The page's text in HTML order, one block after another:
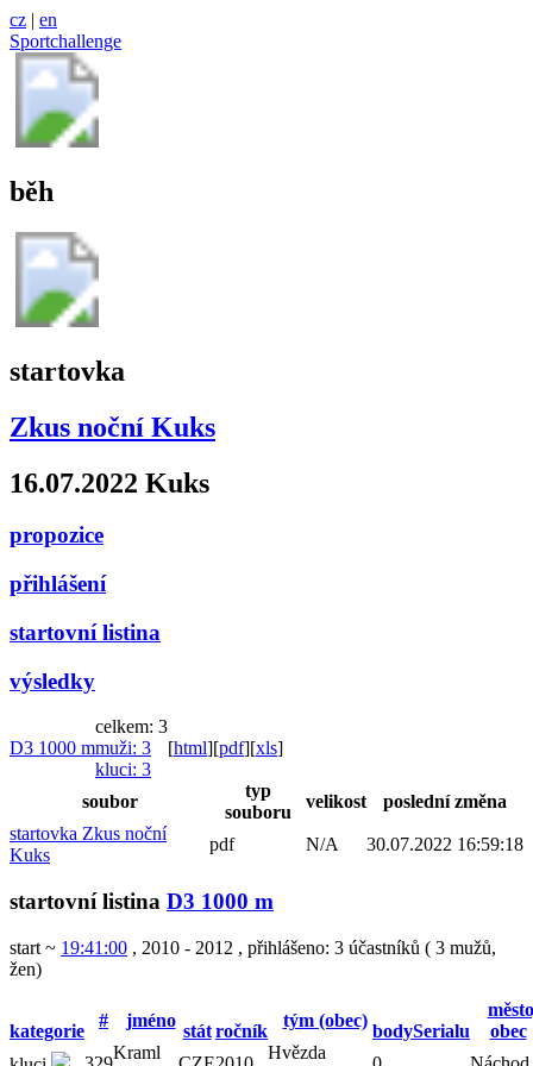
cz | en
Sportchallenge
běh
startovka
Zkus noční Kuks
16.07.2022 Kuks
propozice
přihlášení
startovní listina
výsledky
D3 1000 m
celkem: 3
muži: 3
kluci: 3
[html][pdf][xls]
soubor
typ
souboru
velikost
poslední změna
startovka Zkus noční
Kuks
pdf N/A 30.07.2022 16:59:18
startovní listina D3 1000 m
start ~ 19:41:00 , 2010 - 2012 , přihlášeno: 3 účastníků ( 3 mužů,
žen)
kategorie
# jméno
stát ročník
tým (obec)
bodySerialu
obec
Kraml
Hvězda